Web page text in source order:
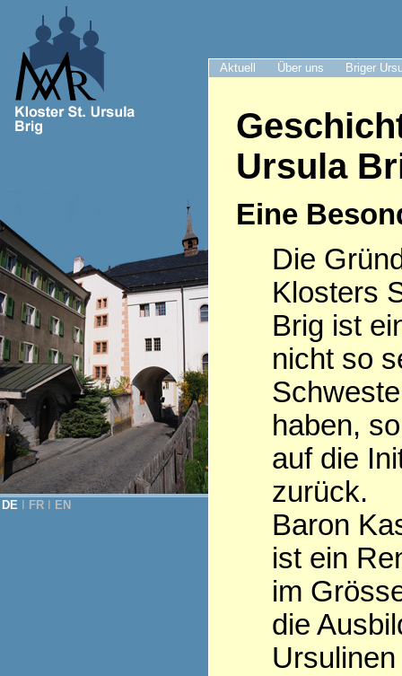
Aktuell Über uns Briger
DE FR EN
Ursula
Eine
Die
Klosters
Brig ist
nicht so
haben,
auf die
zurück.
Baron
ist ein
im
die